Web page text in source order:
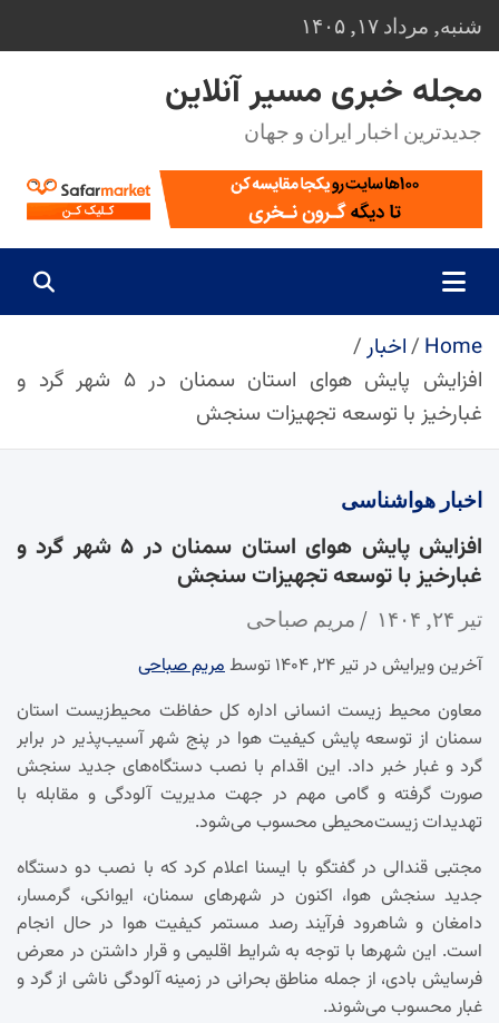
Skip
to
content
شنبه, مرداد ۱۷, ۱۴۰۵
مجله خبری مسیر آنلاین
جدیدترین اخبار ایران و جهان
Home
اخبار
افزایش پایش هوای استان سمنان در ۵ شهر گرد و
غبارخیز با توسعه تجهیزات سنجش
اخبار هواشناسی
افزایش پایش هوای استان سمنان در ۵ شهر گرد و
غبارخیز با توسعه تجهیزات سنجش
تیر ۲۴, ۱۴۰۴ مریم صباحی
آخرین ویرایش در تیر ۲۴, ۱۴۰۴ توسط
مریم صباحی
معاون محیط زیست انسانی اداره کل حفاظت محیط‌زیست استان
سمنان از توسعه پایش کیفیت هوا در پنج شهر آسیب‌پذیر در برابر
گرد و غبار خبر داد. این اقدام با نصب دستگاه‌های جدید سنجش
صورت گرفته و گامی مهم در جهت مدیریت آلودگی و مقابله با
تهدیدات زیست‌محیطی محسوب می‌شود.
مجتبی قندالی در گفتگو با ایسنا اعلام کرد که با نصب دو دستگاه
جدید سنجش هوا، اکنون در شهرهای سمنان، ایوانکی، گرمسار،
دامغان و شاهرود فرآیند رصد مستمر کیفیت هوا در حال انجام
است. این شهرها با توجه به شرایط اقلیمی و قرار داشتن در معرض
فرسایش بادی، از جمله مناطق بحرانی در زمینه آلودگی ناشی از گرد و
غبار محسوب می‌شوند.